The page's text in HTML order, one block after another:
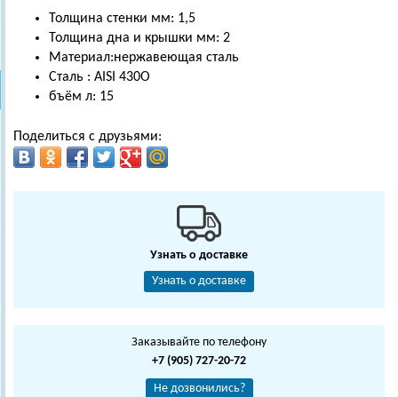
Толщина стенки мм: 1,5
Толщина дна и крышки мм: 2
Материал:нержавеющая сталь
Сталь : AISI 430О
бъём л: 15
Поделиться с друзьями:
Узнать о доставке
Узнать о доставке
Заказывайте по телефону
+7 (905) 727-20-72
Не дозвонились?